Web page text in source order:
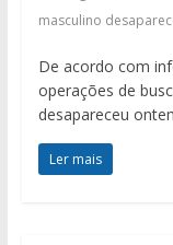
masculino
De acordo com
operações de
desapareceu
Ler mais